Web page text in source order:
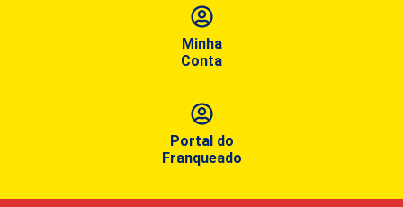
Minha
Conta
Portal do
Franqueado